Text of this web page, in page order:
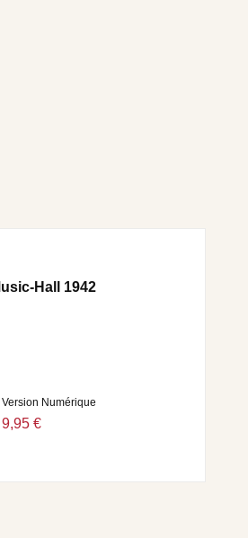
Hall 1942
Version Numérique
9,95 €